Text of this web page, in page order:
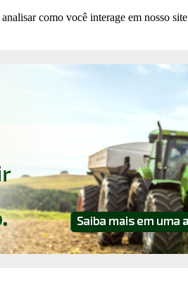
como você interage em nosso